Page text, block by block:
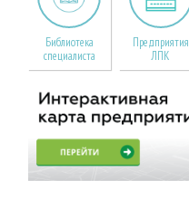
Библиотека
специалиста
Предприятия
ЛПК